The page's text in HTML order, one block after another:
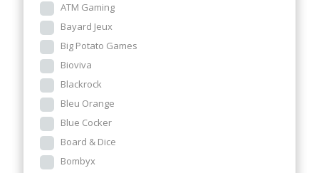
ATM Gaming
Bayard Jeux
Big Potato Games
Bioviva
Blackrock
Bleu Orange
Blue Cocker
Board & Dice
Bombyx